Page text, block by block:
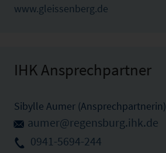
www.gleissenberg.de
IHK Ansprechpartner
Sibylle Aumer (Ansprechpartnerin)
aumer@regensburg.ihk.de
0941-5694-244